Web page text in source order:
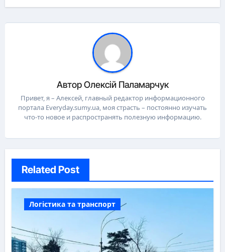
АвторОлексій Паламарчук
Привет, я – Алексей, главный редактор информационного
портала Everyday.sumy.ua, моя страсть – постоянно изучать
что-то новое и распространять полезную информацию.
Related Post
Логістика та транспорт